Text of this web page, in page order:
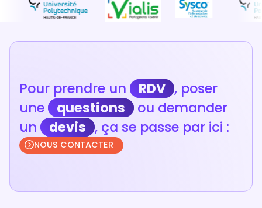
Pour prendre un RDV , poser
une
questions
ou demander
un
devis , ça se passe par ici :
NOUS CONTACTER